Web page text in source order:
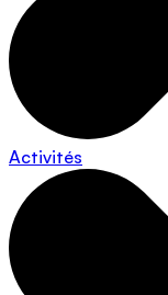
Activités